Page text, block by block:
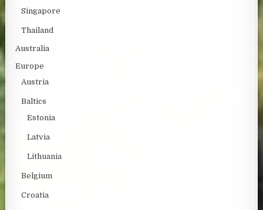
Singapore
Thailand
Australia
Europe
Austria
Baltics
Estonia
Latvia
Lithuania
Belgium
Croatia